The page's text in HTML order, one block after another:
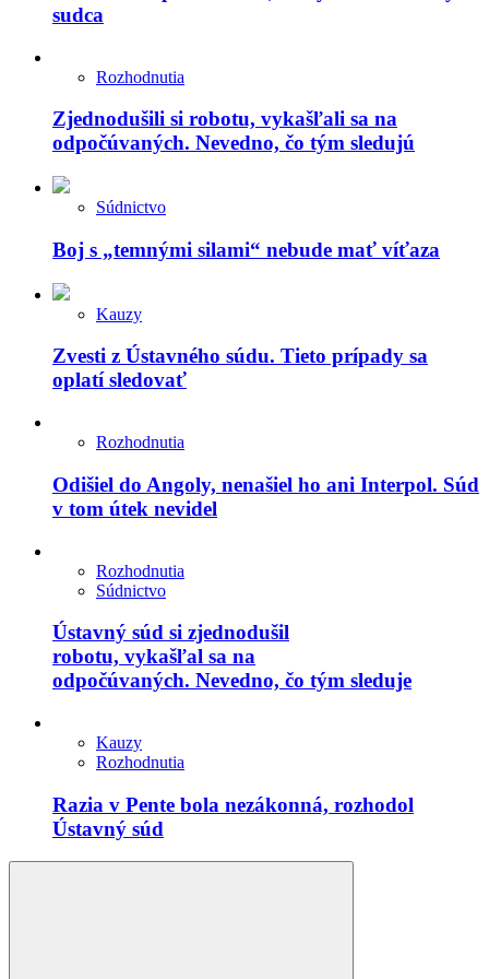
sudca
Rozhodnutia
Zjednodušili si robotu, vykašľali sa na
odpočúvaných. Nevedno, čo tým sledujú
Súdnictvo
Boj s „temnými silami“ nebude mať víťaza
Kauzy
Zvesti z Ústavného súdu. Tieto prípady sa
oplatí sledovať
Rozhodnutia
Odišiel do Angoly, nenašiel ho ani Interpol. Súd
v tom útek nevidel
Rozhodnutia
Súdnictvo
Ústavný súd si zjednodušil
robotu, vykašľal sa na
odpočúvaných. Nevedno, čo tým sleduje
Kauzy
Rozhodnutia
Razia v Pente bola nezákonná, rozhodol
Ústavný súd